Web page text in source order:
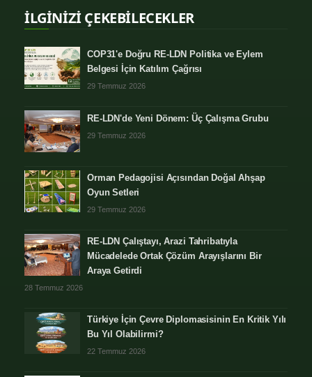
İLGİNİZİ ÇEKEBİLECEKLER
COP31'e Doğru RE-LDN Politika ve Eylem
Belgesi İçin Katılım Çağrısı
29 Temmuz 2026
RE-LDN'de Yeni Dönem: Üç Çalışma Grubu
29 Temmuz 2026
Orman Pedagojisi Açısından Doğal Ahşap
Oyun Setleri
29 Temmuz 2026
RE-LDN Çalıştayı, Arazi Tahribatıyla
Mücadelede Ortak Çözüm Arayışlarını Bir
Araya Getirdi
28 Temmuz 2026
Türkiye İçin Çevre Diplomasisinin En Kritik Yılı
Bu Yıl Olabilirmi?
22 Temmuz 2026